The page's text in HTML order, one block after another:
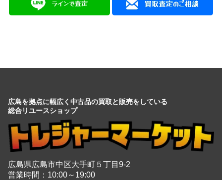
広島を拠点に幅広く中古品の買取と販売をしている
総合リユースショップ
広島県広島市中区大手町５丁目9-2
営業時間：10:00～19:00